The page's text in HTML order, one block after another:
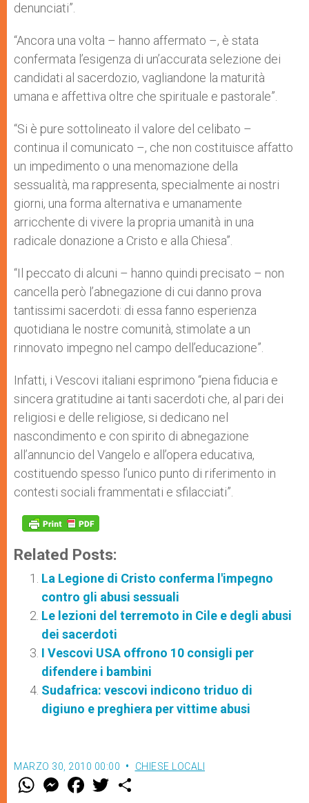
denunciati”.
“Ancora una volta – hanno affermato –, è stata
confermata l’esigenza di un’accurata selezione dei
candidati al sacerdozio, vagliandone la maturità
umana e affettiva oltre che spirituale e pastorale”.
“Si è pure sottolineato il valore del celibato –
continua il comunicato –, che non costituisce affatto
un impedimento o una menomazione della
sessualità, ma rappresenta, specialmente ai nostri
giorni, una forma alternativa e umanamente
arricchente di vivere la propria umanità in una
radicale donazione a Cristo e alla Chiesa”.
“Il peccato di alcuni – hanno quindi precisato – non
cancella però l’abnegazione di cui danno prova
tantissimi sacerdoti: di essa fanno esperienza
quotidiana le nostre comunità, stimolate a un
rinnovato impegno nel campo dell’educazione”.
Infatti, i Vescovi italiani esprimono “piena fiducia e
sincera gratitudine ai tanti sacerdoti che, al pari dei
religiosi e delle religiose, si dedicano nel
nascondimento e con spirito di abnegazione
all’annuncio del Vangelo e all’opera educativa,
costituendo spesso l’unico punto di riferimento in
contesti sociali frammentati e sfilacciati”.
Related Posts:
La Legione di Cristo conferma l'impegno
contro gli abusi sessuali
Le lezioni del terremoto in Cile e degli abusi
dei sacerdoti
I Vescovi USA offrono 10 consigli per
difendere i bambini
Sudafrica: vescovi indicono triduo di
digiuno e preghiera per vittime abusi
MARZO 30, 2010 00:00 CHIESE LOCALI
W M
e
F
a w